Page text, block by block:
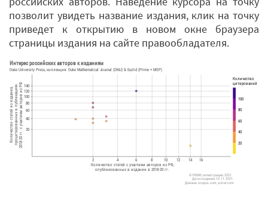
позволит увидеть название издания, клик на точку
приведет к открытию в новом окне браузера
страницы издания на сайте правообладателя.
20
40
60
80
100
120
140
2 4 6 8 10 12 14 16
Количество статей с участием авторов из РФ,
опубликованных в издании в 2018-20 гг.
Количество статей из издания,процитированных в публикациях2018-20 гг. с участием авторов из РФ 20
40
60
80
100
Количество
цитирований
Duke University Press, коллекция: Duke Mathematical Journal (DMJ) & Euclid (Prime + MSP)
Интерес российских авторов к изданиям
© РФФИ, иллюстрация, 2021.
Дата создания: 10.11.2021.
Данные: scopus.com, scival.com.